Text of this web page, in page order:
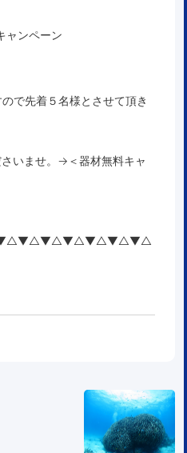
ャンペーン
で先着５名様とさせて頂き
さいませ。→ ＜器材無料キャ